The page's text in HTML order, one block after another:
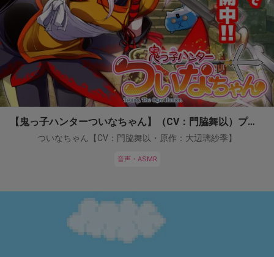
【鬼っ子ハンターついなちゃん】（CV：門脇舞以）プロジェクト！
ついなちゃん【CV：門脇舞以・原作：大辺璃紗季】
音声・ASMR